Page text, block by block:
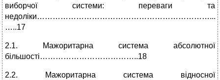
виборчої системи: переваги та
недоліки…………………………………………………………...
…..17
2.1. Мажоритарна система абсолютної
більшості………………………………..18
2.2. Мажоритарна система відносної